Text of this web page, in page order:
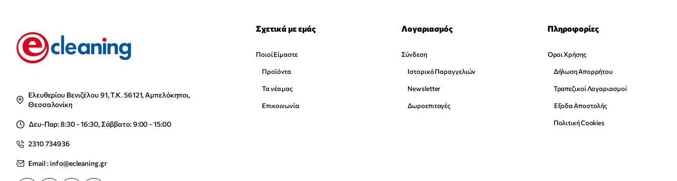
Ελευθερίου Βενιζέλου 91, Τ.Κ. 56121, Αμπελόκηποι,
Θεσσαλονίκη
Δευ-Παρ: 8:30 - 16:30, Σάββατο: 9:00 - 15:00
2310 734936
Email : info@ecleaning.gr
Σχετικά με εμάς
Ποιοί Είμαστε
Προϊόντα
Τα νέα μας
Επικοινωνία
Λογαριασμός
Σύνδεση
Ιστορικό Παραγγελιών
Newsletter
Δωροεπιταγές
Πληροφορίες
Όροι Χρήσης
Δήλωση Απορρήτου
Τραπεζικοί Λογαριασμοί
Έξοδα Αποστολής
Πολιτική Cookies